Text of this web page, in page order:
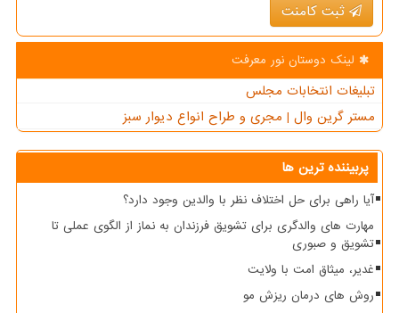
ثبت کامنت
لینک دوستان نور معرفت
تبلیغات انتخابات مجلس
مستر گرین وال | مجری و طراح انواع دیوار سبز
پربیننده ترین ها
آیا راهی برای حل اختلاف نظر با والدین وجود دارد؟
مهارت های والدگری برای تشویق فرزندان به نماز از الگوی عملی تا
تشویق و صبوری
غدیر، میثاق امت با ولایت
روش های درمان ریزش مو